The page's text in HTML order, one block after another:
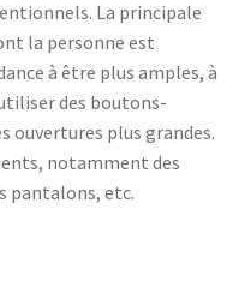
La principale
la personne est
à être plus amples, à
des boutons-
ouvertures plus grandes.
notamment des
pantalons, etc.